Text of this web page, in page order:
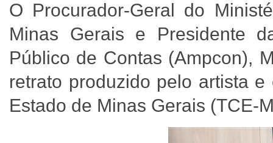
O Procurador-Geral do
Minas Gerais e Presidente
Público de Contas (Ampcon),
retrato produzido pelo artista
Estado de Minas Gerais (TCE-